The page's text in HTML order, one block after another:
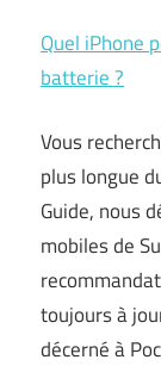
Quel iPhone
batterie ?
Vous
plus longue
Guide, nous
mobiles de
toujours à
décerné à